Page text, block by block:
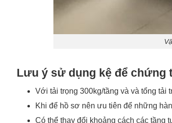
Lưu ý sử dụng kệ để chứng
Với tải trọng 300kg/tầng và và tổng tải
Khi để hồ sơ nên ưu tiên để những
Có thể thay đổi khoảng cách các